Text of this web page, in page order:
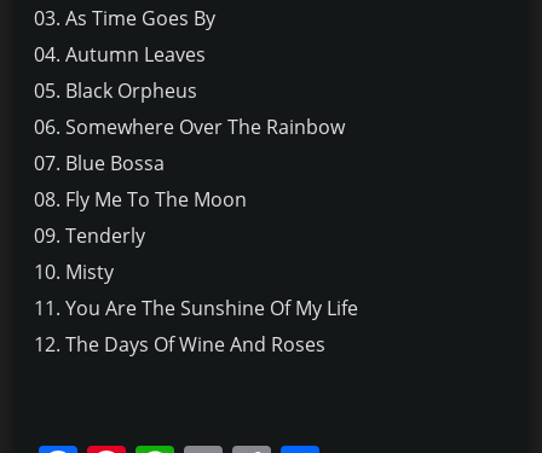
03. As Time Goes By
04. Autumn Leaves
05. Black Orpheus
06. Somewhere Over The Rainbow
07. Blue Bossa
08. Fly Me To The Moon
09. Tenderly
10. Misty
11. You Are The Sunshine Of My Life
12. The Days Of Wine And Roses